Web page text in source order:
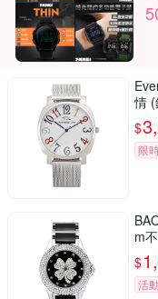
情
$
限
m
$
活